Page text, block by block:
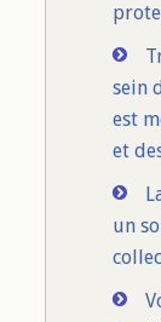
sein
est
et
un